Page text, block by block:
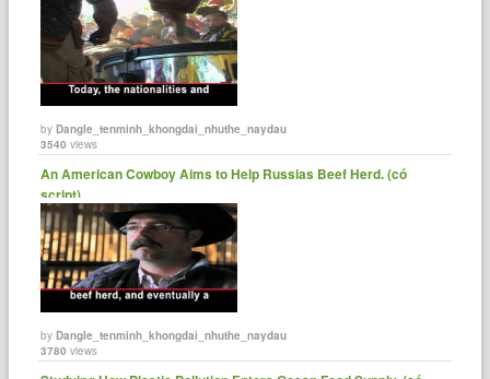
byDangle_tenminh_khongdai_nhuthe_naydau
3540 views
An American Cowboy Aims to Help Russias Beef Herd. (có
script)
byDangle_tenminh_khongdai_nhuthe_naydau
3780 views